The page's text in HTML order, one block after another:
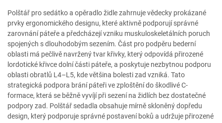
Polštář pro sedátko a opěradlo židle zahrnuje vědecky prokázané
prvky ergonomického designu, které aktivně podporují správné
zarovnání páteře a předcházejí vzniku muskuloskeletálních poruch
spojených s dlouhodobým sezením. Část pro podpěru bederní
oblasti má pečlivě navržený tvar křivky, který odpovídá přirozené
lordotické křivce dolní části páteře, a poskytuje nezbytnou podporu
oblasti obratlů L4–L5, kde většina bolesti zad vzniká. Tato
strategická podpora brání páteři ve zploštění do škodlivé C-
formace, která se běžně vyvíjí při sezení na židlích bez dostatečné
podpory zad. Polštář sedadla obsahuje mírně skloněný dopředu
design, který podporuje správné postavení boků a udržuje přirozené